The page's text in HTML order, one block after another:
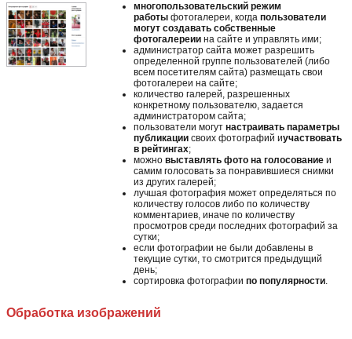
многопользовательский режим
работы фотогалереи, когда пользователи
могут создавать собственные
фотогалереии на сайте и управлять ими;
администратор сайта может разрешить
определенной группе пользователей (либо
всем посетителям сайта) размещать свои
фотогалереи на сайте;
количество галерей, разрешенных
конкретному пользователю, задается
администратором сайта;
пользователи могут настраивать параметры
публикации своих фотографий иучаствовать
в рейтингах;
можно выставлять фото на голосование и
самим голосовать за понравившиеся снимки
из других галерей;
лучшая фотография может определяться по
количеству голосов либо по количеству
комментариев, иначе по количеству
просмотров среди последних фотографий за
сутки;
если фотографии не были добавлены в
текущие сутки, то смотрится предыдущий
день;
сортировка фотографии по популярности.
Обработка изображений